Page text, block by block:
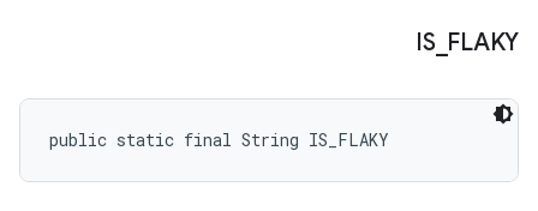
IS_ FLAKY
public static final String IS_FLAKY